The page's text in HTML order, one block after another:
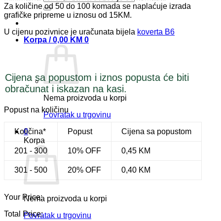
Korpa /0,00 KM 0
Nema proizvoda u korpi
Povratak u trgovinu
0
Korpa
Nema proizvoda u korpi
Povratak u trgovinu
Za količine od 50 do 100 komada se naplaćuje izrada
grafičke pripreme u iznosu od 15KM.
U cijenu pozivnice je uračunata bijela koverta B6
Cijena sa popustom i iznos popusta će biti
obračunat i iskazan na kasi.
Popust na količinu
Količina* Popust Cijena sa popustom
201 - 300 10% OFF 0,45 KM
301 - 500 20% OFF 0,40 KM
Your Price:
Total Price: